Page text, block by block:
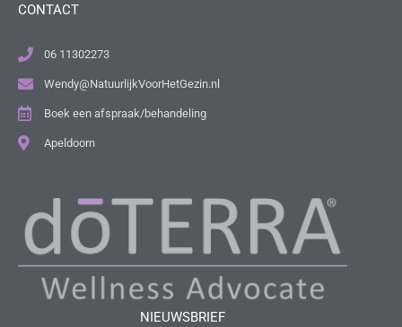
CONTACT
06 11302273
Wendy@NatuurlijkVoorHetGezin.nl
Boek een afspraak/behandeling
Apeldoorn
NIEUWSBRIEF